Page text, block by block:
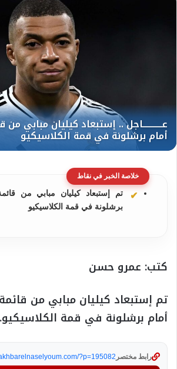
خلاصة الخبر في نقاط
تم إستبعاد كيليان مبابي من
برشلونة في قمة الكلاسيكيو
كتب: عمرو حسن
تم إستبعاد كيليان مبابي من
أمام برشلونة في قمة الكلاسيكيو.
رابط مختصر ?p=195082